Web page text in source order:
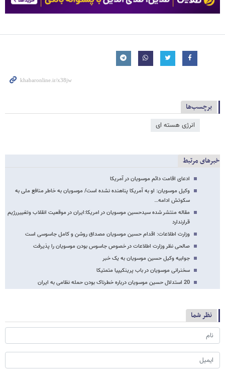
برچسب‌ها
انرژی هسته ای
خبرهای مرتبط
ادعای اقامت دائم موسویان در آمریکا
وکیل موسویان: او به آمریکا پناهنده نشده است/ موسویان به خاطر منافع ملی به
سکوتش ادامه…
مقاله منتشر شده سیدحسین موسویان در امریکا:ایران در موقعیت انقلاب وتغییررژیم
قرارندارد
وزارت اطلاعات: اقدام حسین موسویان مصداق روشن و کامل جاسوسی است
صالحی نظر وزارت اطلاعات در خصوص جاسوس بودن موسویان را پذیرفت
جوابیه وکیل حسین موسویان به یک خبر
سخنرانی موسویان در باب پرینکیپیا متمتیکا
20 استدلال حسین موسویان درباره خطرناک بودن حمله نظامی به ایران
نظر شما